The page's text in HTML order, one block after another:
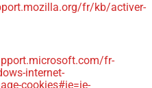
fr/kb/activer-
fr-
internet-
cookies#ie=ie-